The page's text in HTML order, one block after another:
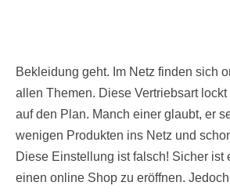
Bekleidung geht. Im Netz finden sich
allen Themen. Diese Vertriebsart
auf den Plan. Manch einer glaubt, er
wenigen Produkten ins Netz und
Diese Einstellung ist falsch! Sicher ist
einen online Shop zu eröffnen.